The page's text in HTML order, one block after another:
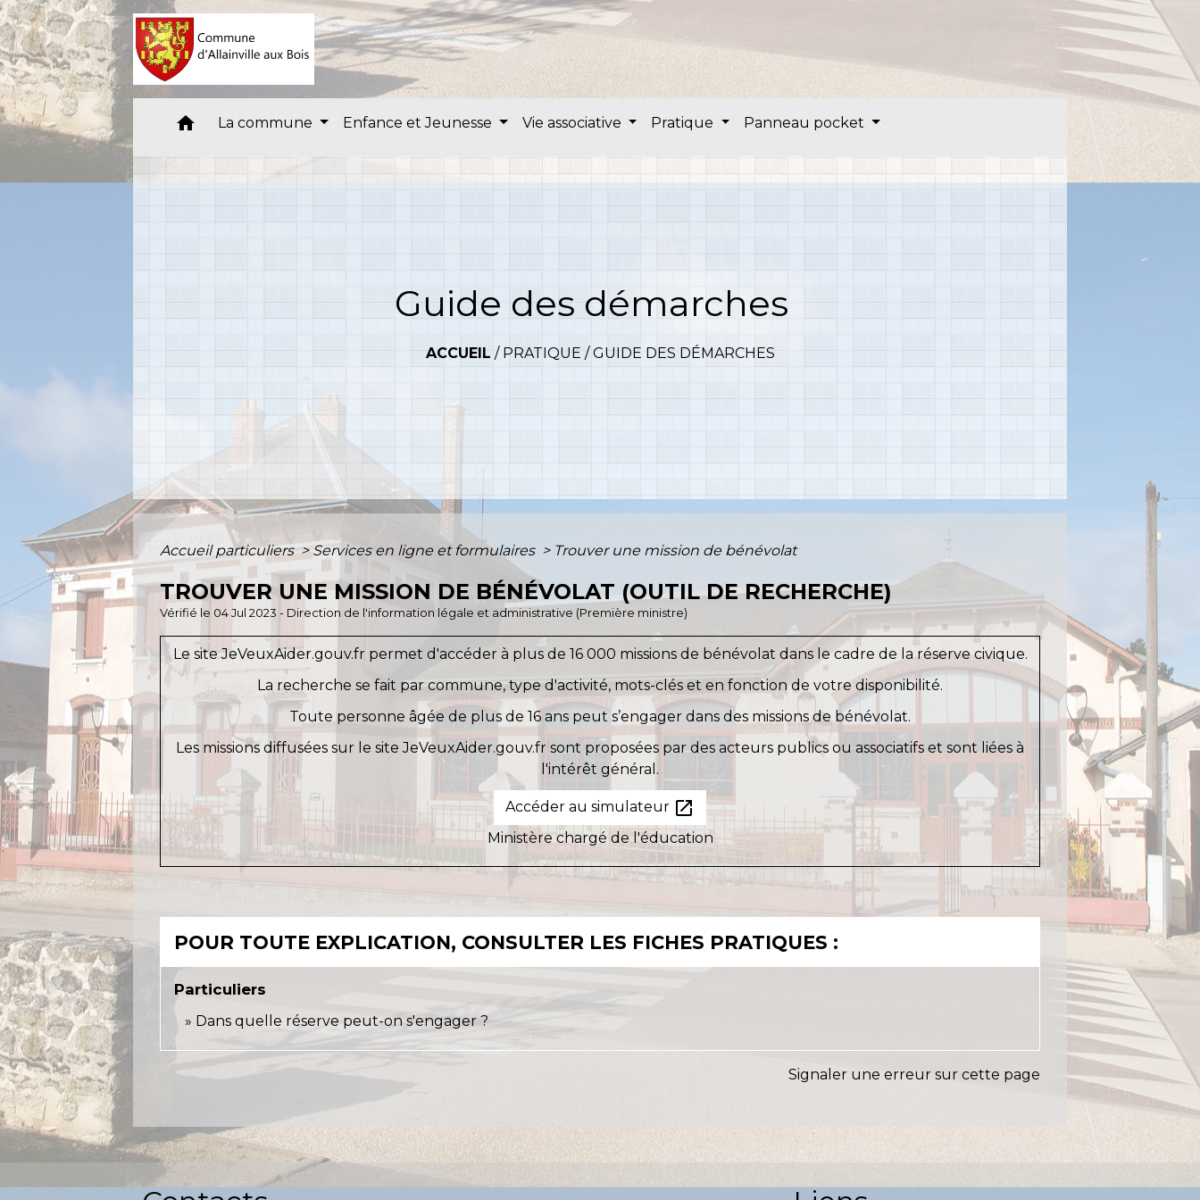
home La commune Enfance et Jeunesse Vie associative Pratique Panneau pocket
Guide des démarches
ACCUEIL / PRATIQUE /GUIDE DES DÉMARCHES
Accueil particuliers > Services en ligne et formulaires > Trouver une mission de bénévolat
TROUVER UNE MISSION DE BÉNÉVOLAT (OUTIL DE RECHERCHE)
Vérifié le 04 Jul 2023 - Direction de l'information légale et administrative (Première ministre)
Le site JeVeuxAider.gouv.fr permet d'accéder à plus de 16 000 missions de bénévolat dans le cadre de la réserve civique.
La recherche se fait par commune, type d'activité, mots-clés et en fonction de votre disponibilité.
Toute personne âgée de plus de 16 ans peut s’engager dans des missions de bénévolat.
Les missions diffusées sur le site JeVeuxAider.gouv.fr sont proposées par des acteurs publics ou associatifs et sont liées à
l'intérêt général.
Accéder au simulateur open_in_new
Ministère chargé de l'éducation
POUR TOUTE EXPLICATION, CONSULTER LES FICHES PRATIQUES :
Particuliers
Dans quelle réserve peut-on s'engager ?
Signaler une erreur sur cette page